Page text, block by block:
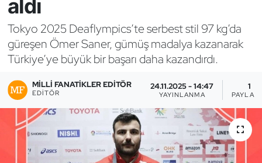
aldı
Tokyo 2025 Deaflympics’te serbest stil 97 kg’da
güreşen Ömer Saner, gümüş madalya kazanarak
Türkiye’ye büyük bir başarı daha kazandırdı.
MILLI FANATIKLER EDITÖR
EDITÖR
24.11.2025 - 14:47
YAYINLANMA
1
Bocce Bowling Dart
Boks
Briç
Buz Hokeyi
Buz Pateni